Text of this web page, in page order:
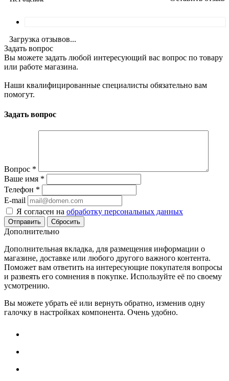
Загрузка отзывов...
Задать вопрос
Вы можете задать любой интересующий вас вопрос по товару
или работе магазина.
Наши квалифицированные специалисты обязательно вам
помогут.
Задать вопрос
Вопрос *
Ваше имя *
Телефон *
E-mail
Я согласен на обработку персональных данных
Сбросить
Дополнительно
Дополнительная вкладка, для размещения информации о
магазине, доставке или любого другого важного контента.
Поможет вам ответить на интересующие покупателя вопросы
и развеять его сомнения в покупке. Используйте её по своему
усмотрению.
Вы можете убрать её или вернуть обратно, изменив одну
галочку в настройках компонента. Очень удобно.